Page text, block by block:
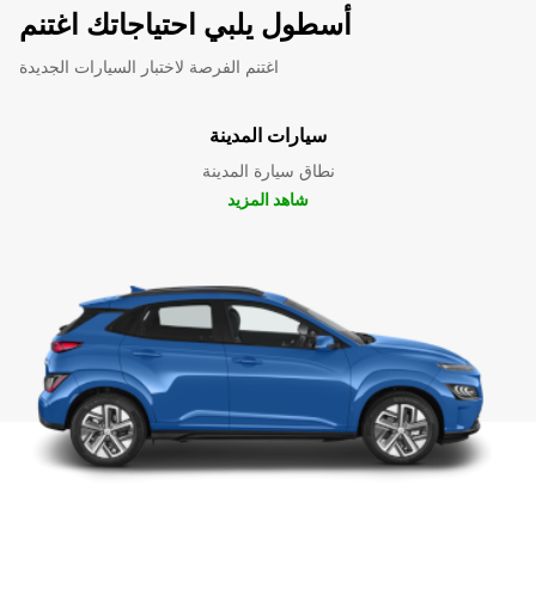
أسطول يلبي احتياجاتك اغتنم
اغتنم الفرصة لاختبار السيارات الجديدة
سيارات المدينة
نطاق سيارة المدينة
شاهد المزيد